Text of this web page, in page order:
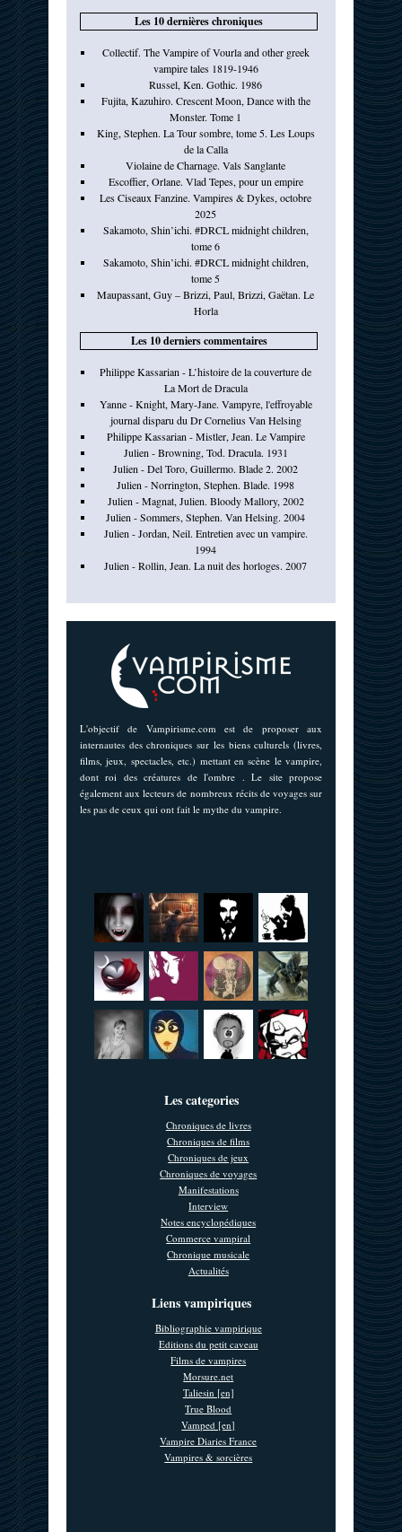
Les 10 dernières chroniques
Collectif. The Vampire of Vourla and other greek
vampire tales 1819-1946
Russel, Ken. Gothic. 1986
Fujita, Kazuhiro. Crescent Moon, Dance with the
Monster. Tome 1
King, Stephen. La Tour sombre, tome 5. Les Loups
de la Calla
Violaine de Charnage. Vals Sanglante
Escoffier, Orlane. Vlad Tepes, pour un empire
Les Ciseaux Fanzine. Vampires & Dykes, octobre
2025
Sakamoto, Shin’ichi. #DRCL midnight children,
tome 6
Sakamoto, Shin’ichi. #DRCL midnight children,
tome 5
Maupassant, Guy – Brizzi, Paul, Brizzi, Gaëtan. Le
Horla
Les 10 derniers commentaires
Philippe Kassarian - L’histoire de la couverture de
La Mort de Dracula
Yanne - Knight, Mary-Jane. Vampyre, l'effroyable
journal disparu du Dr Cornelius Van Helsing
Philippe Kassarian - Mistler, Jean. Le Vampire
Julien - Browning, Tod. Dracula. 1931
Julien - Del Toro, Guillermo. Blade 2. 2002
Julien - Norrington, Stephen. Blade. 1998
Julien - Magnat, Julien. Bloody Mallory, 2002
Julien - Sommers, Stephen. Van Helsing. 2004
Julien - Jordan, Neil. Entretien avec un vampire.
1994
Julien - Rollin, Jean. La nuit des horloges. 2007
L'objectif de Vampirisme.com est de proposer aux
internautes des chroniques sur les biens culturels (livres,
films, jeux, spectacles, etc.) mettant en scène le vampire,
dont roi des créatures de l'ombre . Le site propose
également aux lecteurs de nombreux récits de voyages sur
les pas de ceux qui ont fait le mythe du vampire.
Les categories
Chroniques de livres
Chroniques de films
Chroniques de jeux
Chroniques de voyages
Manifestations
Interview
Notes encyclopédiques
Commerce vampiral
Chronique musicale
Actualités
Liens vampiriques
Bibliographie vampirique
Editions du petit caveau
Films de vampires
Morsure.net
Taliesin [en]
True Blood
Vamped [en]
Vampire Diaries France
Vampires & sorcières